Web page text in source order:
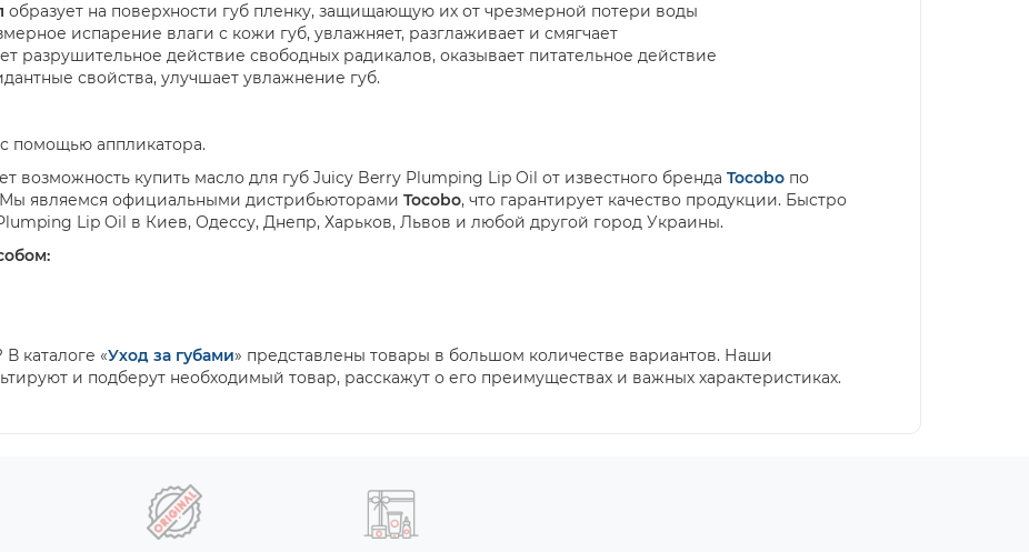
образует на поверхности губ пленку, защищающую их от чрезмерной потери воды
испарение влаги с кожи губ, увлажняет, разглаживает и смягчает
разрушительное действие свободных радикалов, оказывает питательное действие
свойства, улучшает увлажнение губ.
помощью аппликатора.
возможность купить масло для губ Juicy Berry Plumping Lip Oil от известного бренда Tocobo по
Мы являемся официальными дистрибьюторами Tocobo, что гарантирует качество продукции. Быстро
Lip Oil в Киев, Одессу, Днепр, Харьков, Львов и любой другой город Украины.
каталоге «Уход за губами» представлены товары в большом количестве вариантов. Наши
и подберут необходимый товар, расскажут о его преимуществах и важных характеристиках.